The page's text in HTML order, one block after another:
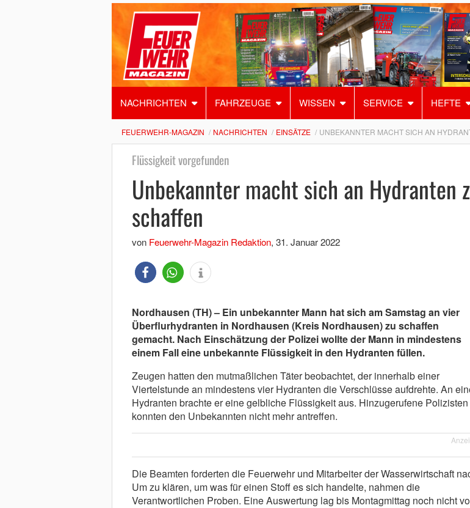
NACHRICHTEN FAHRZEUGE WISSEN SERVICE HEFTE
FEUERWEHR-MAGAZIN NACHRICHTEN EINSÄTZE UNBEKANNTER MACHT SICH AN
Flüssigkeit vorgefunden
Unbekannter macht sich an Hydranten
schaffen
von Feuerwehr-Magazin Redaktion, 31. Januar 2022
Nordhausen (TH) – Ein unbekannter Mann hat sich am Samstag an vier
Überflurhydranten in Nordhausen (Kreis Nordhausen) zu schaffen
gemacht. Nach Einschätzung der Polizei wollte der Mann in mindestens
einem Fall eine unbekannte Flüssigkeit in den Hydranten füllen.
Zeugen hatten den mutmaßlichen Täter beobachtet, der innerhalb einer
Viertelstunde an mindestens vier Hydranten die Verschlüsse aufdrehte. An
Hydranten brachte er eine gelbliche Flüssigkeit aus. Hinzugerufene Polizisten
konnten den Unbekannten nicht mehr antreffen.
Die Beamten forderten die Feuerwehr und Mitarbeiter der Wasserwirtschaft
Um zu klären, um was für einen Stoff es sich handelte, nahmen die
Verantwortlichen Proben. Eine Auswertung lag bis Montagmittag noch nicht